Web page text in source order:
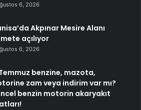
6, 2026
Akpınar Mesire Alanı
açılıyor
6, 2026
benzine, mazota,
zam veya indirim var mı?
benzin motorin akaryakıt